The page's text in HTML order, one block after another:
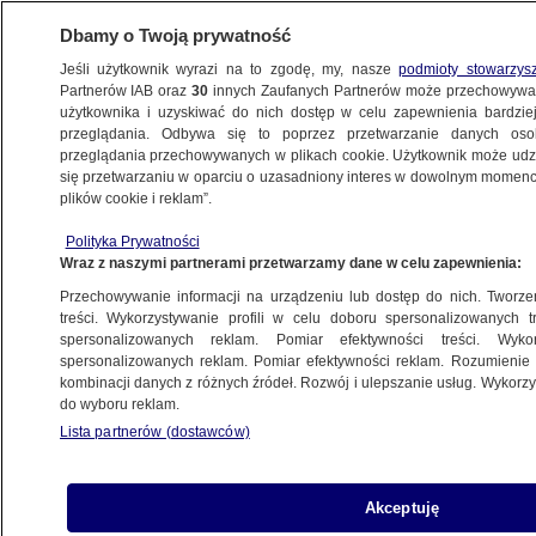
ŚWIAT
wytrzymałeś"
9.09.2019, 12:25Aktualizacja: 9.09.2019, 12:31
Udostępnij
"Moskwa skorzystała na tym bardziej niż Kijów,
skomentowała sobotnią wymianę więźniów
Dbamy o Twoją prywatność
Jeśli użytkownik wyrazi na to zgodę, my, naszepodmioty
Partnerów IAB oraz30 innych Zaufanych Partnerów może
użytkownika i uzyskiwać do nich dostęp w celu zapewnienia
przeglądania. Odbywa się to poprzez przetwarzanie danych
przeglądania przechowywanych w plikach cookie. Użytkownik może
się przetwarzaniu w oparciu o uzasadniony interes w dowolnym
plików cookie i reklam”.
Polityka Prywatności
Wraz z naszymi partnerami przetwarzamy dane w celu zapewnienia:
Przechowywanie informacji na urządzeniu lub dostęp do nich.
treści. Wykorzystywanie profili w celu doboru spersonalizowanych
spersonalizowanych reklam. Pomiar efektywności treści.
spersonalizowanych reklam. Pomiar efektywności reklam.
kombinacji danych z różnych źródeł. Rozwój i ulepszanie usług.
do wyboru reklam.
Lista partnerów (dostawców)
Akceptuję